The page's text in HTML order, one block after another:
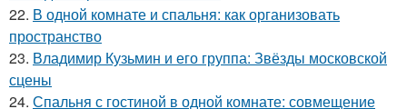
22. В одной комнате и спальня: как организовать
пространство
23. Владимир Кузьмин и его группа: Звёзды московской
сцены
24. Спальня с гостиной в одной комнате: совмещение